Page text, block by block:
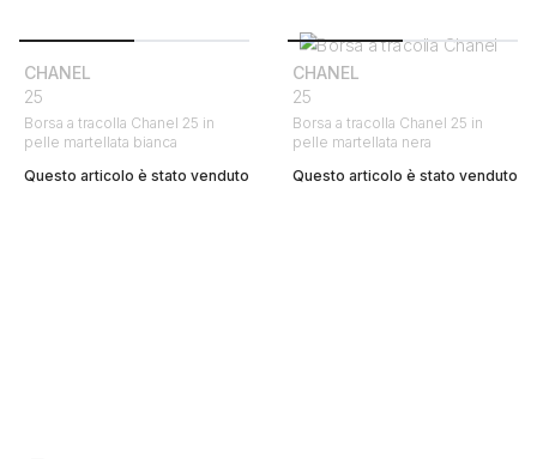
CHANEL
25
Borsa a tracolla Chanel 25 in
pelle martellata bianca
Questo articolo è stato venduto
CHANEL
25
Borsa a tracolla Chanel 25 in
pelle martellata nera
Questo articolo è stato venduto